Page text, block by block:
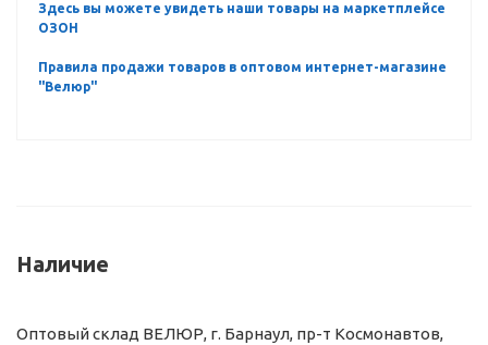
Здесь вы можете увидеть наши товары на маркетплейсе
ОЗОН
Правила продажи товаров в оптовом интернет-магазине
"Велюр"
Наличие
Оптовый склад ВЕЛЮР, г. Барнаул, пр-т Космонавтов,